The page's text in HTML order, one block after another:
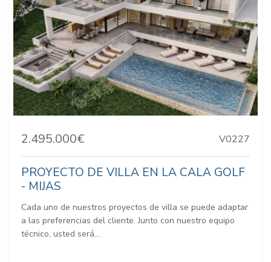
2.495.000€ V0227
PROYECTO DE VILLA EN LA CALA GOLF
- MIJAS
Cada uno de nuestros proyectos de villa se puede adaptar
a las preferencias del cliente. Junto con nuestro equipo
técnico, usted será...